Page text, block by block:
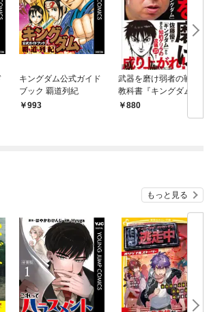
キングダム公式ガイド
ブック 覇道列紀
993
武器を磨け弱者の戦略
教科書『キングダム』
880
もっと見る